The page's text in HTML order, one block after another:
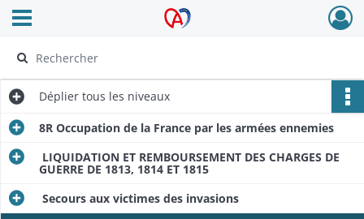
Archives Alsace - Colmar
Ouvrir le menu déroulant
Déplier tous les niveaux
8R Occupation de la France par les armées ennemies
LIQUIDATION ET REMBOURSEMENT DES CHARGES DE
GUERRE DE 1813, 1814 ET 1815
Secours aux victimes des invasions